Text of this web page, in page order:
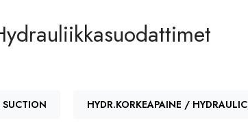
HYDR.KORKEAPAINE / HYDRAULIC